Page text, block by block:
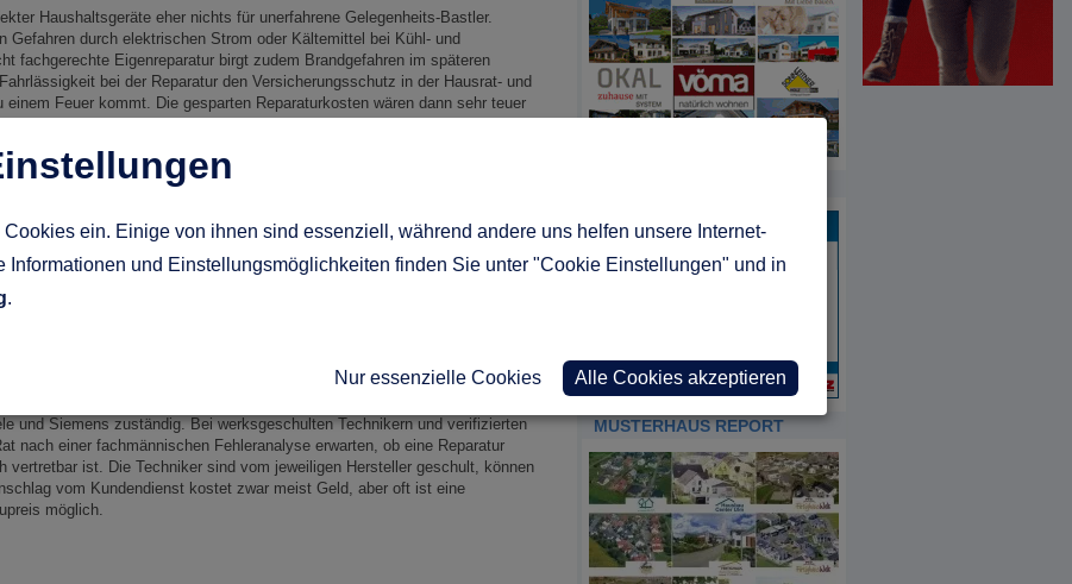
Haushaltsgeräte eher nichts für unerfahrene Gelegenheits-Bastler.
Gefahren durch elektrischen Strom oder Kältemittel bei Kühl- und
fachgerechte Eigenreparatur birgt zudem Brandgefahren im späteren
bei der Reparatur den Versicherungsschutz in der Hausrat- und
Feuer kommt. Die gesparten Reparaturkosten wären dann sehr teuer
Wahl - nicht nur für diejenigen, die sich an Technik nicht
so konstruiert, dass statt einer Reparatur einzelner Bauteile ganze
werden müssen. Das verteuert die Behebung eines Defekts aber nicht
konstante Preise haben, steigen Lohnkosten vergleichsweise schnell. Da
Stunde, zumal beim geflickten Gerät das Risiko eines weiteren
ist als bei einem neuen Ersatzteil.
Kundenservice auf spezialisierte Anbieter ausgelagert. Ein Unternehmen
In München ist beispielsweise der
und Siemens zuständig. Bei werksgeschulten Technikern und verifizierten
nach einer fachmännischen Fehleranalyse erwarten, ob eine Reparatur
vertretbar ist. Die Techniker sind vom jeweiligen Hersteller geschult, können
vom Kundendienst kostet zwar meist Geld, aber oft ist eine
möglich.
MUSTERHAUS REPORT
ein. Einige von ihnen sind essenziell, während andere uns helfen unsere Internet-
Informationen und Einstellungsmöglichkeiten finden Sie unter "Cookie Einstellungen" und in
.
Nur essenzielle Cookies Alle Cookies akzeptieren